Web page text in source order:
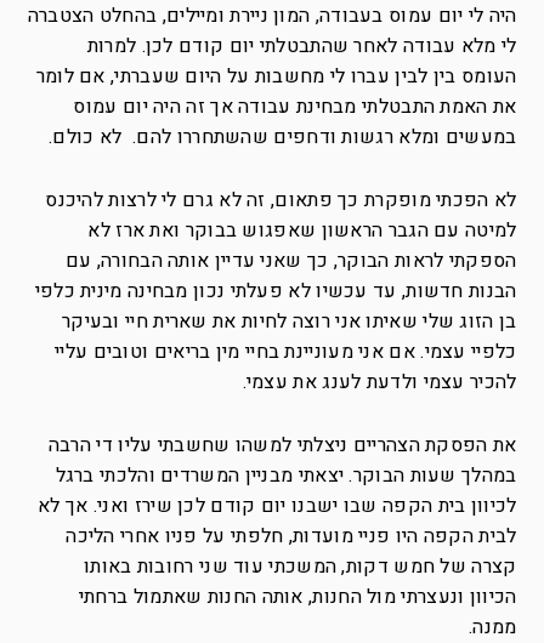
היה לי יום עמוס בעבודה, המון ניירת ומיילים, בהחלט הצטברה
לי מלא עבודה לאחר שהתבטלתי יום קודם לכן. למרות
העומס בין לבין עברו לי מחשבות על היום שעברתי, אם לומר
את האמת התבטלתי מבחינת עבודה אך זה היה יום עמוס
במעשים ומלא רגשות ודחפים שהשתחררו להם. לא כולם.
לא הפכתי מופקרת כך פתאום, זה לא גרם לי לרצות להיכנס
למיטה עם הגבר הראשון שאפגוש בבוקר ואת ארז לא
הספקתי לראות הבוקר, כך שאני עדיין אותה הבחורה, עם
הבנות חדשות, עד עכשיו לא פעלתי נכון מבחינה מינית כלפי
בן הזוג שלי שאיתו אני רוצה לחיות את שארית חיי ובעיקר
כלפיי עצמי. אם אני מעוניינת בחיי מין בריאים וטובים עליי
להכיר עצמי ולדעת לענג את עצמי.
את הפסקת הצהריים ניצלתי למשהו שחשבתי עליו די הרבה
במהלך שעות הבוקר. יצאתי מבניין המשרדים והלכתי ברגל
לכיוון בית הקפה שבו ישבנו יום קודם לכן שירז ואני. אך לא
לבית הקפה היו פניי מועדות, חלפתי על פניו אחרי הליכה
קצרה של חמש דקות, המשכתי עוד שני רחובות באותו
הכיוון ונעצרתי מול החנות, אותה החנות שאתמול ברחתי
ממנה.